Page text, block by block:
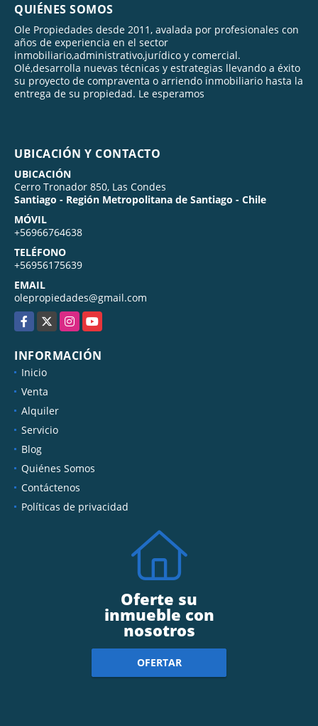
QUIÉNES SOMOS
Ole Propiedades desde 2011, avalada por profesionales con
años de experiencia en el sector
inmobiliario,administrativo,jurídico y comercial.
Olé,desarrolla nuevas técnicas y estrategias llevando a éxito
su proyecto de compraventa o arriendo inmobiliario hasta la
entrega de su propiedad. Le esperamos
UBICACIÓN Y CONTACTO
UBICACIÓN
Cerro Tronador 850, Las Condes
Santiago - Región Metropolitana de Santiago - Chile
MÓVIL
+56966764638
TELÉFONO
+56956175639
EMAIL
olepropiedades@gmail.com
Facebook
X InstagramYouTube
INFORMACIÓN
Inicio
Venta
Alquiler
Servicio
Blog
Quiénes Somos
Contáctenos
Políticas de privacidad
Oferte su
inmueble con
nosotros
OFERTAR